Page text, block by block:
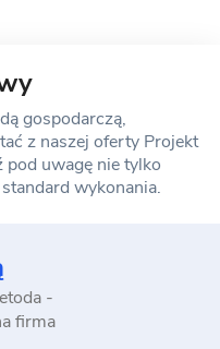
gospodarczą,
z naszej oferty Projekt
uwagę nie tylko
wykonania.
-
firma